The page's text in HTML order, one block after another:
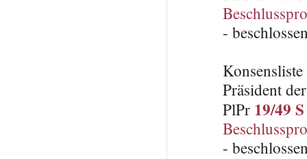
-
Präsident
PlPr 19/49 S
-